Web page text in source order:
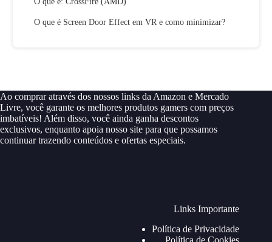
O que é Screen Door Effect em VR e como minimizar?
Ao comprar através dos nossos links da Amazon e Mercado
Livre, você garante os melhores produtos gamers com preços
imbatíveis! Além disso, você ainda ganha descontos
exclusivos, enquanto apoia nosso site para que possamos
continuar trazendo conteúdos e ofertas especiais.
Links Importante
Política de Privacidade
Política de Cookies